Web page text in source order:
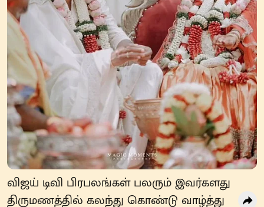
விஜய் டிவி பிரபலங்கள் பலரும் இவர்களது
திருமணத்தில் கலந்து கொண்டு வாழ்த்து